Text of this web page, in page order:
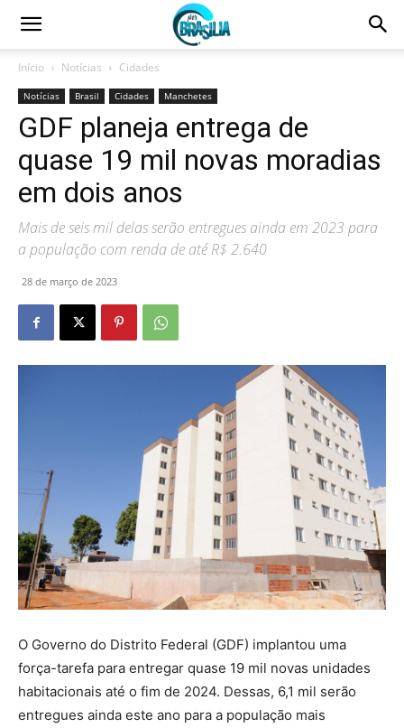
Início Notícias Cidades
Notícias Brasil Cidades Manchetes
GDF planeja entrega de
quase 19 mil novas moradias
em dois anos
Mais de seis mil delas serão entregues ainda em 2023 para
a população com renda de até R$ 2.640
28 de março de 2023
O Governo do Distrito Federal (GDF) implantou uma
força-tarefa para entregar quase 19 mil novas unidades
habitacionais até o fim de 2024. Dessas, 6,1 mil serão
entregues ainda este ano para a população mais